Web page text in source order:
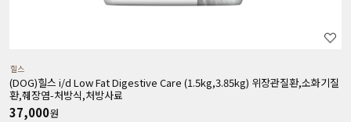
힐스
(DOG)힐스 i/d Low Fat Digestive Care (1.5kg,3.85kg) 위장관질환,소화기질
환,췌장염-처방식,처방사료
37,000원